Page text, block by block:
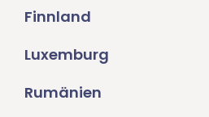
Finnland
Luxemburg
Rumänien